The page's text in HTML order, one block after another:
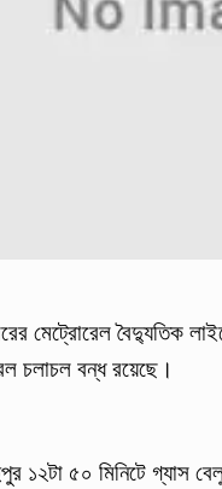
মেট্রোরেল
চলাচল বন্ধ রয়েছে।
১২টা ৫০ মিনিটে গ্যাস